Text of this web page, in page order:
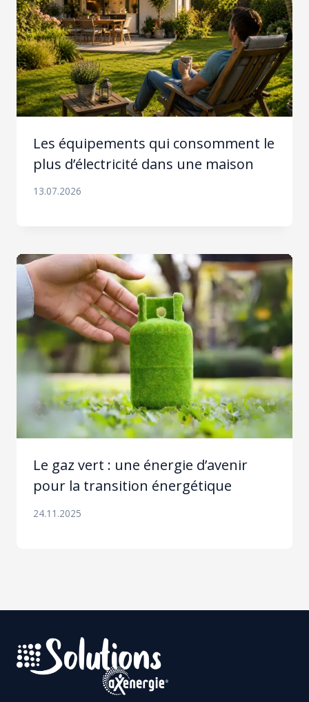
Les équipements qui consomment le
plus d’électricité dans une maison
13.07.2026
Le gaz vert : une énergie d’avenir
pour la transition énergétique
24.11.2025